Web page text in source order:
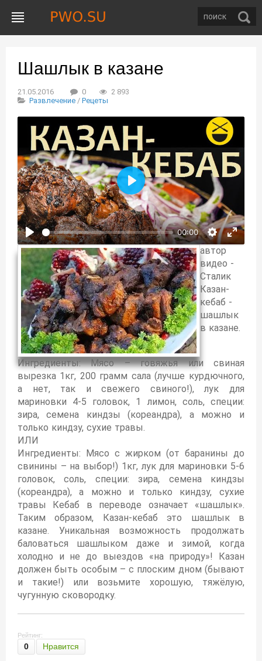
Шашлык в казане
21.05.2016 0
2 893
Развлечение / Рецеты
00:00
Воспроизвести
автор
видео -
Сталик
Казан-
кебаб -
шашлык
в казане.
Ингредиенты: Мясо – говяжья или свиная
вырезка 1кг, 200 грамм сала (лучше курдючного,
а нет, так и свежего свиного!), лук для
мариновки 4-5 головок, 1 лимон, соль, специи:
зира, семена киндзы (кореандра), а можно и
только киндзу, сухие травы.
ИЛИ
Ингредиенты: Мясо с жирком (от баранины до
свинины – на выбор!) 1кг, лук для мариновки 5-6
головок, соль, специи: зира, семена киндзы
(кореандра), а можно и только киндзу, сухие
травы Кебаб в переводе означает «шашлык».
Таким образом, Казан-кебаб это шашлык в
казане. Уникальная возможность продолжать
баловаться шашлыком даже и зимой, когда
холодно и не до выездов «на природу»! Казан
должен быть особым – с плоским дном (бывают
и такие!) или возьмите хорошую, тяжёлую,
чугунную сковородку.
Рейтинг:
0 Нравится